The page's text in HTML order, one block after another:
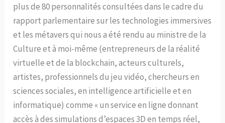
plus de 80 personnalités consultées dans le cadre du
rapport parlementaire sur les technologies immersives
et les métavers qui nous a été rendu au ministre de la
Culture et à moi-même (entrepreneurs de la réalité
virtuelle et de la blockchain, acteurs culturels,
artistes, professionnels du jeu vidéo, chercheurs en
sciences sociales, en intelligence artificielle et en
informatique) comme « un service en ligne donnant
accès à des simulations d’espaces 3D en temps réel,